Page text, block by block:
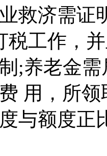
救济需证
税工作，
;养老金
用，所
与额度正